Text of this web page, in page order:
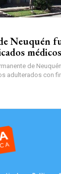
Neuquén
de
adulterados con